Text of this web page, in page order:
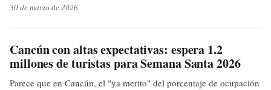
local, o solo los que llevan la guía bajo el brazo?
30 de marzo de 2026
Cancún con altas expectativas: espera 1.2
millones de turistas para Semana Santa 2026
Parece que en Cancún, el "ya merito" del porcentaje de ocupación